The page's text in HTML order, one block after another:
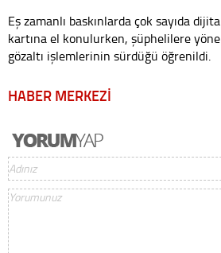
Eş zamanlı baskınlarda çok sayıda
kartına el konulurken, şüphelilere
gözaltı işlemlerinin sürdüğü öğrenildi.
HABER MERKEZİ